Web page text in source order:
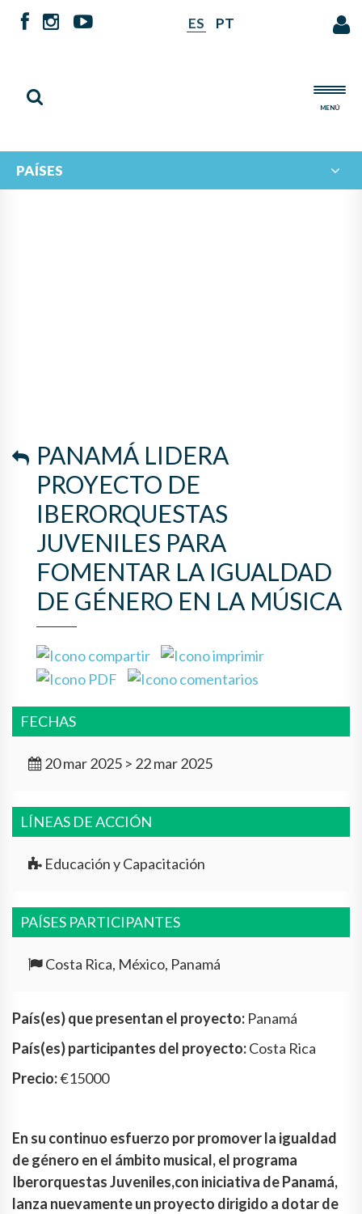
ES PT
MENÚ
PAÍSES
PANAMÁ LIDERA
PROYECTO DE
IBERORQUESTAS
JUVENILES PARA
FOMENTAR LA IGUALDAD
DE GÉNERO EN LA MÚSICA
FECHAS
20 mar 2025 > 22 mar 2025
LÍNEAS DE ACCIÓN
Educación y Capacitación
PAÍSES PARTICIPANTES
Costa Rica, México, Panamá
País(es) que presentan el proyecto: Panamá
País(es) participantes del proyecto:Costa Rica
Precio:€15000
En su continuo esfuerzo por promover la igualdad
de género en el ámbito musical, el programa
Iberorquestas Juveniles,con iniciativa de Panamá,
lanza nuevamente un proyecto dirigido a dotar de